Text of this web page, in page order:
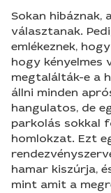
Sokan hibáznak,
választanak.
emlékeznek,
hogy kényelmes
megtalálták-e a
állni minden
hangulatos, de
parkolás sokkal
homlokzat. Ezt
hamar kiszúrja,
mint amit a